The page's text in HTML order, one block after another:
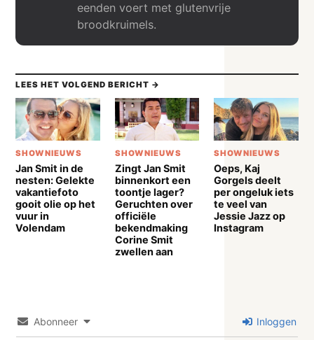
eenden voert met glutenvrije
broodkruimels.
LEES HET VOLGEND BERICHT →
SHOWNIEUWS
Jan Smit in de
nesten: Gelekte
vakantiefoto
gooit olie op het
vuur in
Volendam
SHOWNIEUWS
Zingt Jan Smit
binnenkort een
toontje lager?
Geruchten over
officiële
bekendmaking
Corine Smit
zwellen aan
SHOWNIEUWS
Oeps, Kaj
Gorgels deelt
per ongeluk iets
te veel van
Jessie Jazz op
Instagram
Abonneer Inloggen